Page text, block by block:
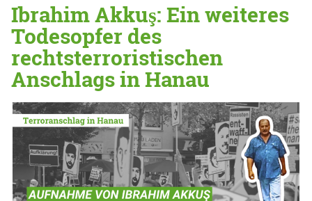
Ibrahim Akkuş: Ein weiteres
Todesopfer des
rechtsterroristischen
Anschlags in Hanau